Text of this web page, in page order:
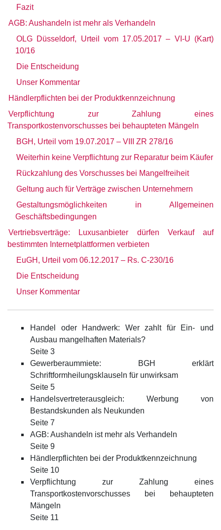
Fazit
AGB: Aushandeln ist mehr als Verhandeln
OLG Düsseldorf, Urteil vom 17.05.2017 – VI-U (Kart)
10/16
Die Entscheidung
Unser Kommentar
Händlerpflichten bei der Produktkennzeichnung
Verpflichtung zur Zahlung eines
Transportkostenvorschusses bei behaupteten Mängeln
BGH, Urteil vom 19.07.2017 – VIII ZR 278/16
Weiterhin keine Verpflichtung zur Reparatur beim Käufer
Rückzahlung des Vorschusses bei Mangelfreiheit
Geltung auch für Verträge zwischen Unternehmern
Gestaltungsmöglichkeiten in Allgemeinen
Geschäftsbedingungen
Vertriebsverträge: Luxusanbieter dürfen Verkauf auf
bestimmten Internetplattformen verbieten
EuGH, Urteil vom 06.12.2017 – Rs. C-230/16
Die Entscheidung
Unser Kommentar
Handel oder Handwerk: Wer zahlt für Ein- und
Ausbau mangelhaften Materials?
Seite 3
Gewerberaummiete: BGH erklärt
Schriftformheilungsklauseln für unwirksam
Seite 5
Handelsvertreterausgleich: Werbung von
Bestandskunden als Neukunden
Seite 7
AGB: Aushandeln ist mehr als Verhandeln
Seite 9
Händlerpflichten bei der Produktkennzeichnung
Seite 10
Verpflichtung zur Zahlung eines
Transportkostenvorschusses bei behaupteten
Mängeln
Seite 11